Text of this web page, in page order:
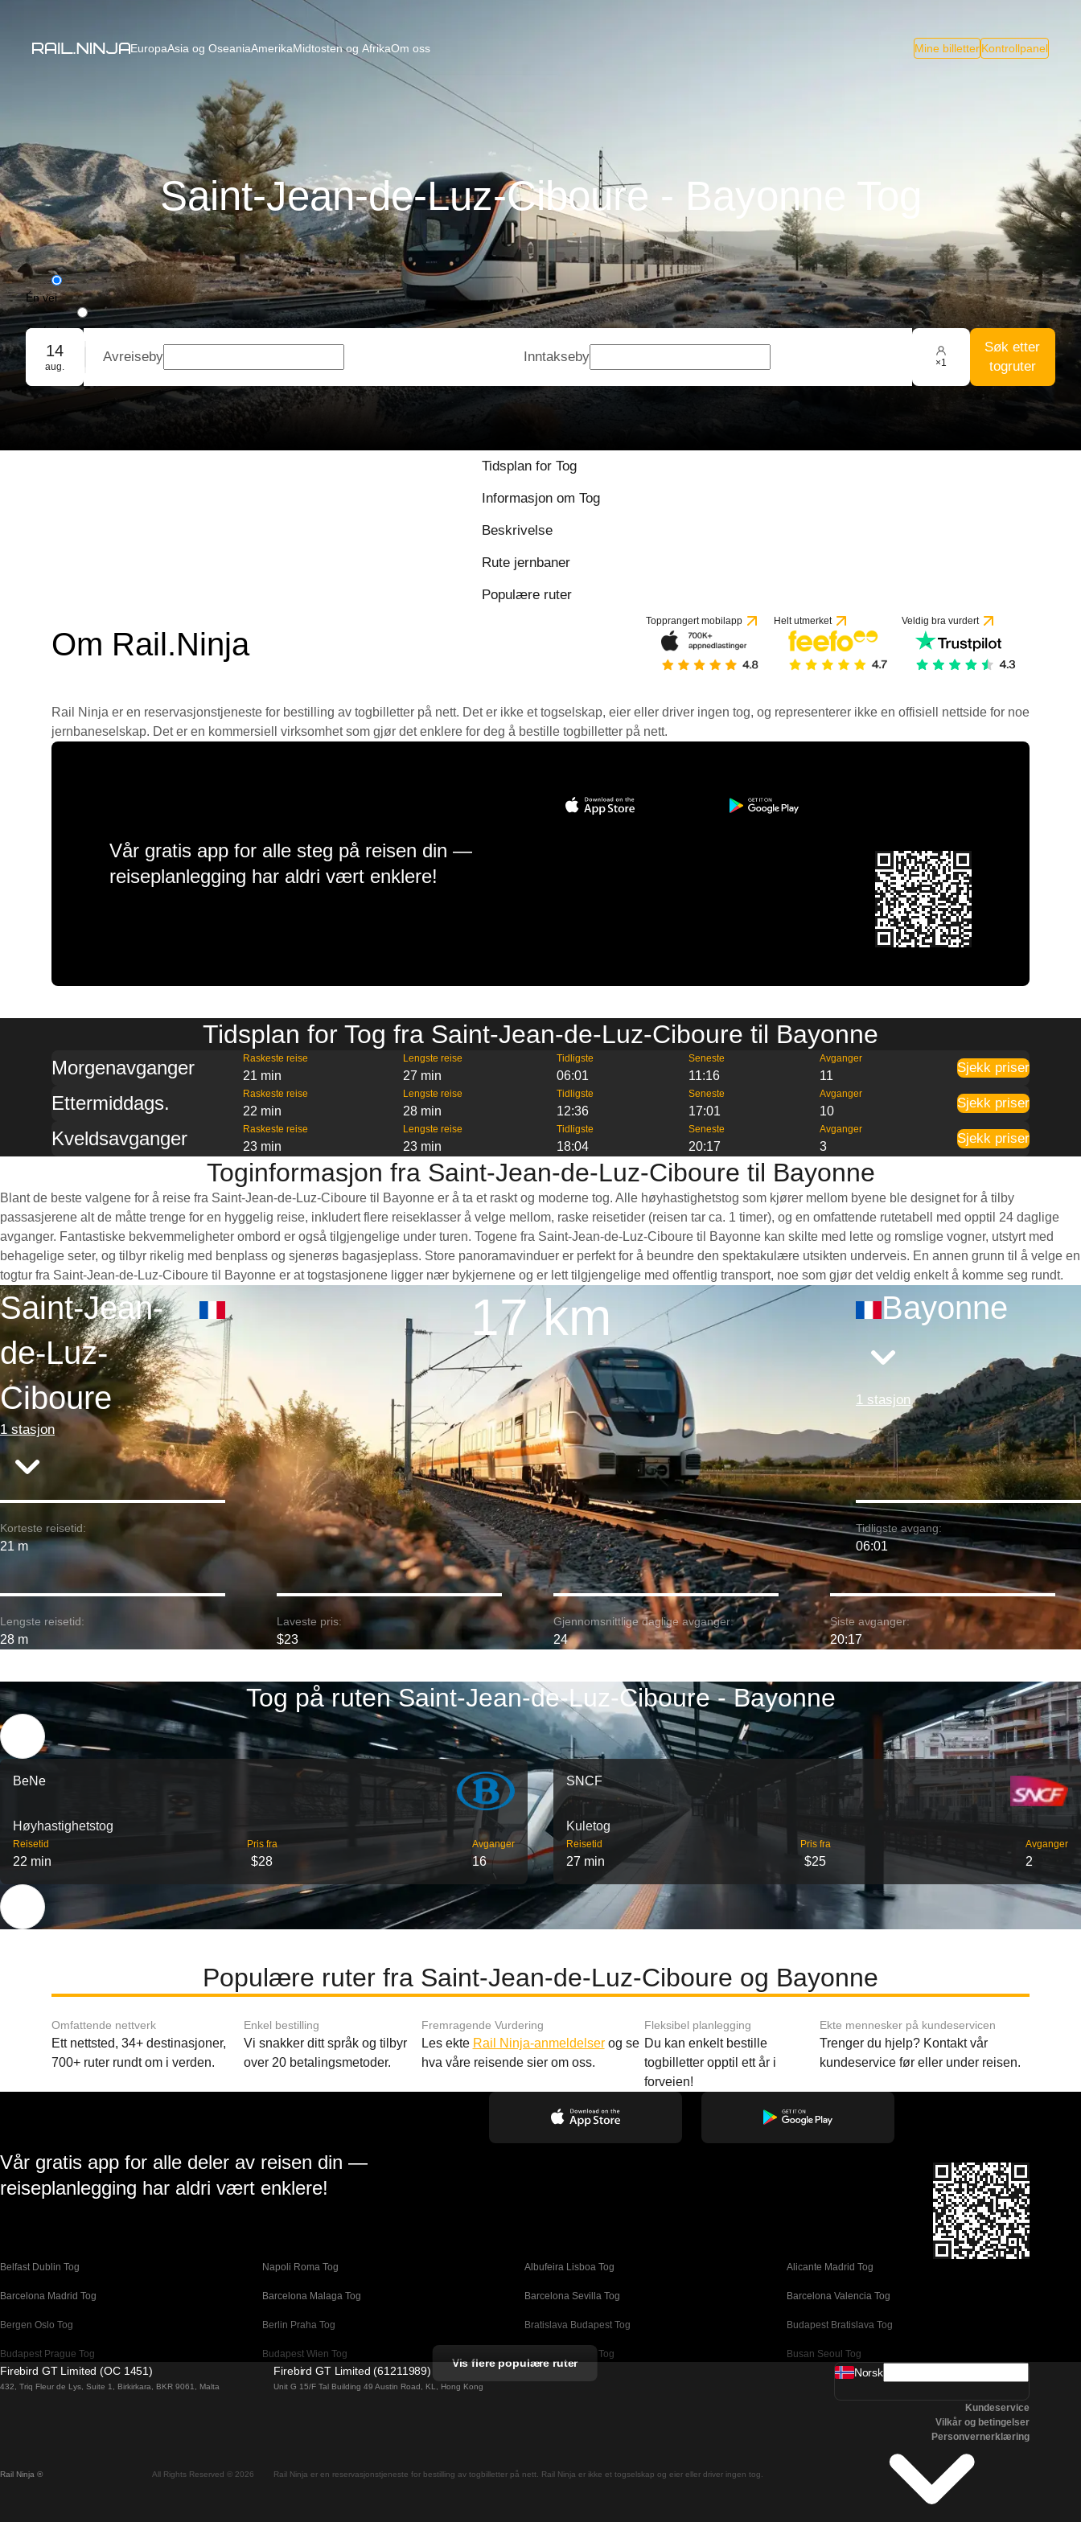
EuropaAsia og OseaniaAmerikaMidtosten og AfrikaOm oss Mine billetterKontrollpanel
Saint-Jean-de-Luz-Ciboure - Bayonne Tog
Én vei
Tur/retur
Gruppebooking
14
aug.
Avreiseby Inntakseby ×1
Søk etter
togruter
Tidsplan for Tog
Informasjon om Tog
Beskrivelse
Rute jernbaner
Populære ruter
Om Rail.Ninja
Topprangert mobilapp Helt utmerket Veldig bra vurdert
Rail Ninja er en reservasjons­tjeneste for bestilling av togbilletter på nett. Det er ikke et togselskap, eier eller driver ingen tog, og representerer ikke en offisiell nettside for noe
jernbaneselskap. Det er en kommersiell virksomhet som gjør det enklere for deg å bestille togbilletter på nett.
Vår gratis app for alle steg på reisen din —
reiseplanlegging har aldri vært enklere!
Tidsplan for Tog fra Saint-Jean-de-Luz-Ciboure til Bayonne
Morgenavganger Raskeste reise
21 min
Lengste reise
27 min
Tidligste
06:01
Seneste
11:16
Avganger
11
Sjekk priser
Ettermiddags. Raskeste reise
22 min
Lengste reise
28 min
Tidligste
12:36
Seneste
17:01
Avganger
10
Sjekk priser
Kveldsavganger Raskeste reise
23 min
Lengste reise
23 min
Tidligste
18:04
Seneste
20:17
Avganger
3
Sjekk priser
Toginformasjon fra Saint-Jean-de-Luz-Ciboure til Bayonne
Blant de beste valgene for å reise fra Saint-Jean-de-Luz-Ciboure til Bayonne er å ta et raskt og moderne tog. Alle høyhastighetstog som kjører mellom byene ble designet for å tilby
passasjerene alt de måtte trenge for en hyggelig reise, inkludert flere reiseklasser å velge mellom, raske reisetider (reisen tar ca. 1 timer), og en omfattende rutetabell med opptil 24 daglige
avganger. Fantastiske bekvemmeligheter ombord er også tilgjengelige under turen. Togene fra Saint-Jean-de-Luz-Ciboure til Bayonne kan skilte med lette og romslige vogner, utstyrt med
behagelige seter, og tilbyr rikelig med benplass og sjenerøs bagasjeplass. Store panoramavinduer er perfekt for å beundre den spektakulære utsikten underveis. En annen grunn til å velge en
togtur fra Saint-Jean-de-Luz-Ciboure til Bayonne er at togstasjonene ligger nær bykjernene og er lett tilgjengelige med offentlig transport, noe som gjør det veldig enkelt å komme seg rundt.
Saint-Jean-
de-Luz-
Ciboure
1 stasjon
17 km Bayonne
1 stasjon
Korteste reisetid:
21 m
Tidligste avgang:
06:01
Lengste reisetid:
28 m
Laveste pris:
$23
Gjennomsnittlige daglige avganger:
24
Siste avganger:
20:17
Tog på ruten Saint-Jean-de-Luz-Ciboure - Bayonne
BeNe
Høyhastighetstog
Reisetid
22 min
Pris fra
$28
Avganger
16
SNCF
Kuletog
Reisetid
27 min
Pris fra
$25
Avganger
2
Populære ruter fra Saint-Jean-de-Luz-Ciboure og Bayonne
Omfattende nettverk
Ett nettsted, 34+ destinasjoner,
700+ ruter rundt om i verden.
Enkel bestilling
Vi snakker ditt språk og tilbyr
over 20 betalingsmetoder.
Fremragende Vurdering
Les ekte Rail Ninja-anmeldelserog se
hva våre reisende sier om oss.
Fleksibel planlegging
Du kan enkelt bestille
togbilletter opptil ett år i
forveien!
Ekte mennesker på kundeservicen
Trenger du hjelp? Kontakt vår
kundeservice før eller under reisen.
Vår gratis app for alle deler av reisen din —
reiseplanlegging har aldri vært enklere!
Belfast Dublin Tog Napoli Roma Tog Albufeira Lisboa Tog Alicante Madrid Tog
Barcelona Madrid Tog Barcelona Malaga Tog Barcelona Sevilla Tog Barcelona Valencia Tog
Bergen Oslo Tog Berlin Praha Tog Bratislava Budapest Tog Budapest Bratislava Tog
Budapest Prague Tog Budapest Wien Tog Busan Cheonan Tog Busan Seoul Tog
Canberra Sydney Tog Changwon Seoul Tog
Faro Lisboa Tog Faro Porto Tog Firenze Roma Tog
Vis flere populære ruter
Firebird GT Limited (OC 1451)
432, Triq Fleur de Lys, Suite 1, Birkirkara, BKR 9061, Malta
Firebird GT Limited (61211989)
Unit G 15/F Tal Building 49 Austin Road, KL, Hong Kong
Rail Ninja ® All Rights Reserved © 2026 Rail Ninja er en reservasjons­tjeneste for bestilling av togbilletter på nett. Rail Ninja er ikke et togselskap og eier eller driver ingen tog.
Norsk
Kundeservice
Vilkår og betingelser
Personvernerklæring